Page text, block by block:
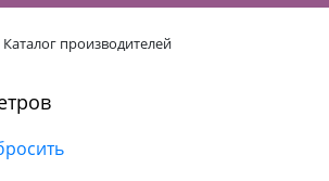
Каталог производителей